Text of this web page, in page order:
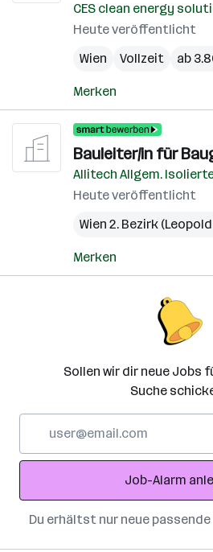
CES clean energy
Heute veröffentlicht
Wien
Vollzeit ab
Merken
Bauleiter/in für
Allitech Allgem.
Heute veröffentlicht
Wien 2. Bezirk
Merken
Sollen wir dir neue Jobs
Suche
Adresse
Job-Alarm
Du erhältst nur neue